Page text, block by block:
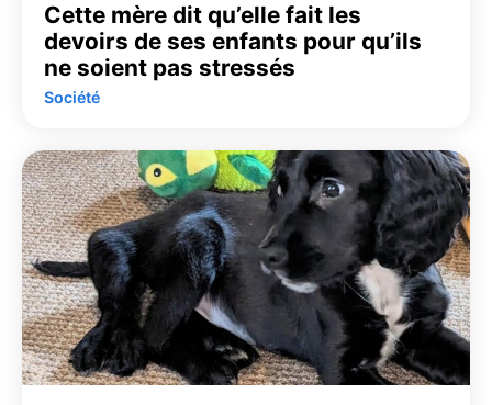
Cette mère dit qu’elle fait les
devoirs de ses enfants pour qu’ils
ne soient pas stressés
Société